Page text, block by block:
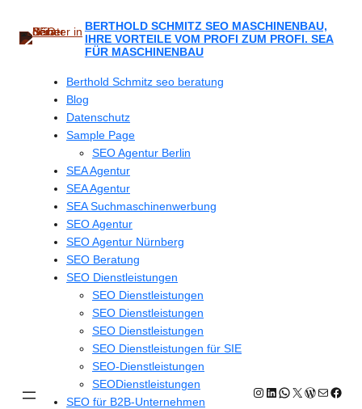
springen
BERTHOLD SCHMITZ SEO MASCHINENBAU,
IHRE VORTEILE VOM PROFI ZUM PROFI. SEA
FÜR MASCHINENBAU
Berthold Schmitz seo beratung
Blog
Datenschutz
Sample Page
SEO Agentur Berlin
SEA Agentur
SEA Agentur
SEA Suchmaschinenwerbung
SEO Agentur
SEO Agentur Nürnberg
SEO Beratung
SEO Dienstleistungen
SEO Dienstleistungen
SEO Dienstleistungen
SEO Dienstleistungen
SEO Dienstleistungen für SIE
SEO-Dienstleistungen
SEODienstleistungen
SEO für B2B-Unternehmen
Instagram
LinkedIn
WhatsApp
X E-Mail